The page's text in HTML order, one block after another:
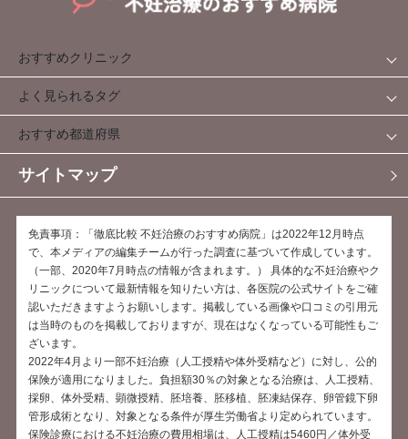
おすすめクリニック
よく見られるタグ
おすすめ都道府県
サイトマップ
免責事項：「徹底比較 不妊治療のおすすめ病院」は2022年12月時点
で、本メディアの編集チームが行った調査に基づいて作成しています。
（一部、2020年7月時点の情報が含まれます。） 具体的な不妊治療やク
リニックについて最新情報を知りたい方は、各医院の公式サイトをご確
認いただきますようお願いします。掲載している画像や口コミの引用元
は当時のものを掲載しておりますが、現在はなくなっている可能性もご
ざいます。
2022年4月より一部不妊治療（人工授精や体外受精など）に対し、公的
保険が適用になりました。負担額30％の対象となる治療は、人工授精、
採卵、体外受精、顕微授精、胚培養、胚移植、胚凍結保存、卵管鏡下卵
管形成術となり、対象となる条件が厚生労働省より定められています。
保険診療における不妊治療の費用相場は、人工授精は5460円／体外受